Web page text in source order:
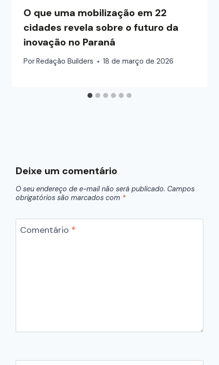
O que uma mobilização em 22
cidades revela sobre o futuro da
inovação no Paraná
PorRedação Builders 18 de março de 2026
Deixe um comentário
O seu endereço de e-mail não será publicado. Campos
obrigatórios são marcados com *
Comentário *